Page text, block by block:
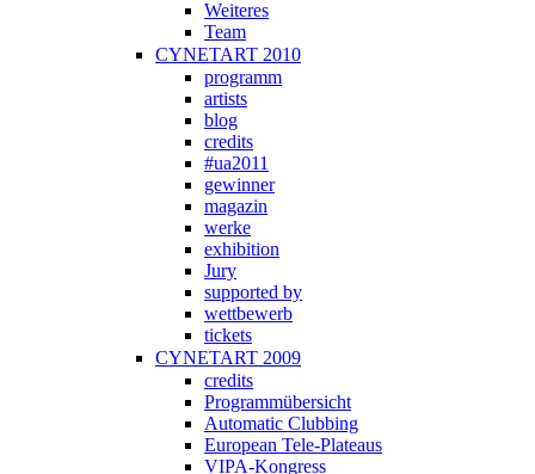
Weiteres
Team
CYNETART 2010
programm
artists
blog
credits
#ua2011
gewinner
magazin
werke
exhibition
Jury
supported by
wettbewerb
tickets
CYNETART 2009
credits
Programmübersicht
Automatic Clubbing
European Tele-Plateaus
VIPA-Kongress